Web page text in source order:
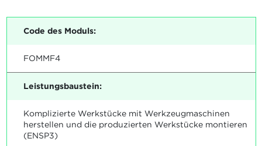
Code des Moduls:
FOMMF4
Leistungsbaustein:
Komplizierte Werkstücke mit Werkzeugmaschinen
herstellen und die produzierten Werkstücke montieren
(ENSP3)